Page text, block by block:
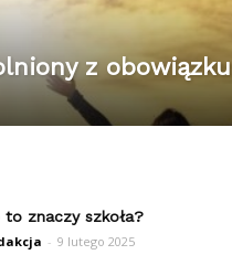
z obowiązku
to znaczy szkoła?
- 9 lutego 2025